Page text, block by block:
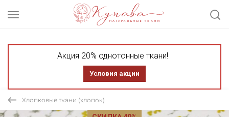
Акция 20% однотонные ткани!
Условия акции
Хлопковые ткани (хлопок)